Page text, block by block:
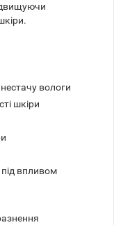
вологи
шкіри
впливом